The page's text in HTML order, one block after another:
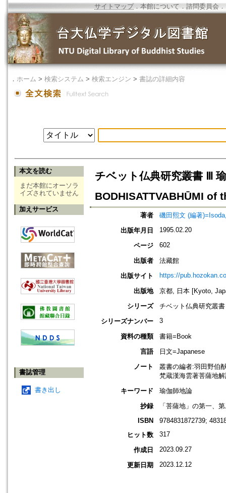
サイトマップ．本館について ． 諮問委員会 ．
． ホーム > 検索システム > 検索エンジン > 書誌の詳細内容
本文を読む
まだ本館にオーソラ
イズされていません
加えサービス
書誌管理
書き出し
チベット仏典研究叢書 Ⅲ
BODHISATTVABHŪMI of
著者
磯田熙文 (編著
出版年月日
1995.02.20
ページ 602
出版者
法藏館
出版サイト
https://
出版地
京都, 日本 [Kyoto,
シリーズ
チベット仏典研究叢書
シリーズナンバー
3
資料の種類
書籍=Book
言語
日文=Japanese
ノート
叢書の編者:羽田野伯
梵蔵漢海雲著菩薩地
キーワード
瑜伽師地論
抄録
「菩薩地」の第一、
ISBN
9784831872739;
ヒット数
317
作成日 2023.09.27
更新日期 2023.12.12